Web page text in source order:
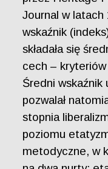
Journal w latach
wskaźnik
składała się
cech – kryteriów
Średni wskaźnik
pozwalał
stopnia
poziomu
metodyczne, w